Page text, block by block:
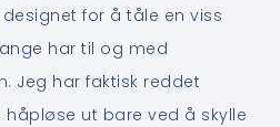
for å tåle en viss
har til og med
Jeg har faktisk reddet
ut bare ved å skylle